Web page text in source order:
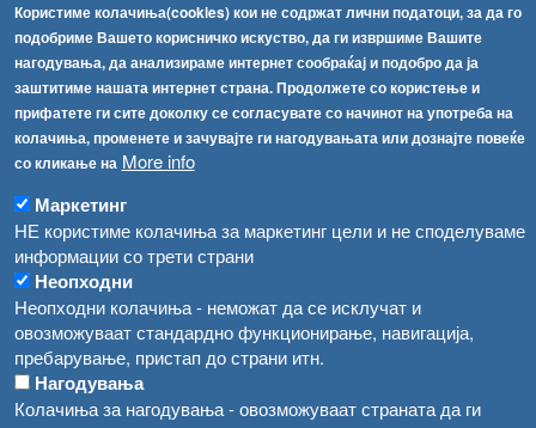
Користиме колачиња(cookies) кои не содржат лични податоци, за да го
подобриме Вашето корисничко искуство, да ги извршиме Вашите
нагодувања, да анализираме интернет сообраќај и подобро да ја
заштитиме нашата интернет страна. Продолжете со користење и
прифатете ги сите доколку се согласувате со начинот на употреба на
колачиња, променете и зачувајте ги нагодувањата или дознајте повеќе
со кликање на More info
Маркетинг
НЕ користиме колачиња за маркетинг цели и не споделуваме
информации со трети страни
Неопходни
Неопходни колачиња - неможат да се исклучат и
овозможуваат стандардно функционирање, навигација,
пребарување, пристап до страни итн.
Нагодувања
Колачиња за нагодувања - овозможуваат страната да ги
[АХВ-претходна страна]
Соопштенија
Република Бугарија ги засили официјалните контроли при увоз на свежо овошје и зеленчук
Високите температури ризик од труење со храна, опасни се и за животните
Во Гостивар спроведени 70 вонредни контроли
Забраната за водата во Гостивар останува на сила, операторите да користат само технички безбедна вода
Навигација
Архива
Регистри
Обрасци
Огласи